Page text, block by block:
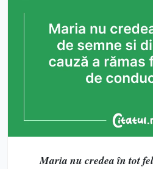
Maria nu credea în tot